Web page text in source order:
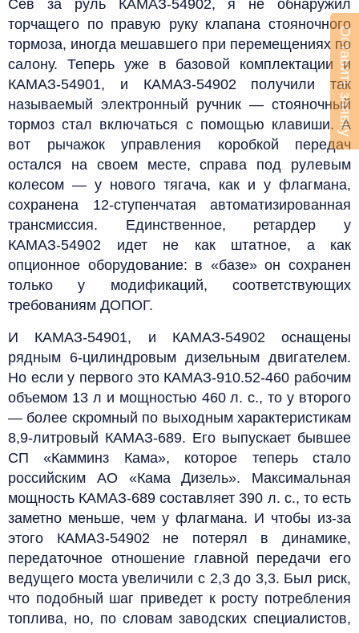
Сев за руль КАМАЗ-54902, я не обнаружил
торчащего по правую руку клапана стояночного
тормоза, иногда мешавшего при перемещениях по
салону. Теперь уже в базовой комплектации и
КАМАЗ-54901, и КАМАЗ-54902 получили так
называемый электронный ручник — стояночный
тормоз стал включаться с помощью клавиши. А
вот рычажок управления коробкой передач
остался на своем месте, справа под рулевым
колесом — у нового тягача, как и у флагмана,
сохранена 12-ступенчатая автоматизированная
трансмиссия. Единственное, ретардер у
КАМАЗ-54902 идет не как штатное, а как
опционное оборудование: в «базе» он сохранен
только у модификаций, соответствующих
требованиям ДОПОГ.
И КАМАЗ-54901, и КАМАЗ-54902 оснащены
рядным 6-цилиндровым дизельным двигателем.
Но если у первого это КАМАЗ-910.52-460 рабочим
объемом 13 л и мощностью 460 л. с., то у второго
— более скромный по выходным характеристикам
8,9-литровый КАМАЗ-689. Его выпускает бывшее
СП «Камминз Кама», которое теперь стало
российским АО «Кама Дизель». Максимальная
мощность КАМАЗ-689 составляет 390 л. с., то есть
заметно меньше, чем у флагмана. И чтобы из-за
этого КАМАЗ-54902 не потерял в динамике,
передаточное отношение главной передачи его
ведущего моста увеличили с 2,3 до 3,3. Был риск,
что подобный шаг приведет к росту потребления
топлива, но, по словам заводских специалистов,
Оставить заявку